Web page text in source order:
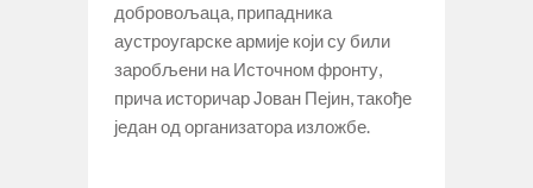
добровољаца, припадника
аустроугарске армије који су били
заробљени на Источном фронту,
прича историчар Јован Пејин, такође
један од организатора изложбе.